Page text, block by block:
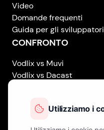
Video
Domande frequenti
Guida per gli sviluppatori
CONFRONTO
Vodlix vs Muvi
Vodlix vs Dacast
Vodlix vs Brightcove